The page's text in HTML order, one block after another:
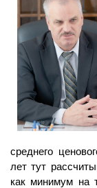
среднего
лет тут
как минимум на